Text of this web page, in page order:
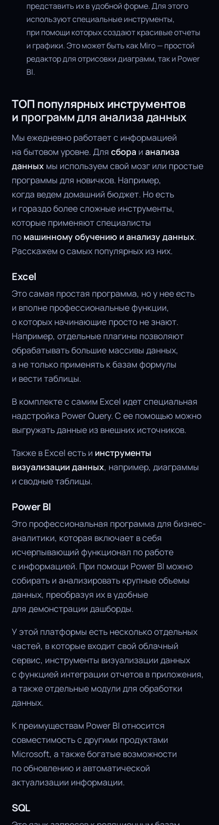
представить их в удобной форме. Для этого
используют специальные инструменты,
при помощи которых создают красивые отчеты
и графики. Это может быть как Miro — простой
редактор для отрисовки диаграмм, так и Power
BI.
ТОП популярных инструментов
и программ для анализа данных
Мы ежедневно работает с информацией
на бытовом уровне. Для сбора и анализа
данных мы используем свой мозг или простые
программы для новичков. Например,
когда ведем домашний бюджет. Но есть
и гораздо более сложные инструменты,
которые применяют специалисты
по машинному обучению и анализу данных.
Расскажем о самых популярных из них.
Excel
Это самая простая программа, но у нее есть
и вполне профессиональные функции,
о которых начинающие просто не знают.
Например, отдельные плагины позволяют
обрабатывать большие массивы данных,
а не только применять к базам формулы
и вести таблицы.
В комплекте с самим Excel идет специальная
надстройка Power Query. С ее помощью можно
выгружать данные из внешних источников.
Также в Excel есть и инструменты
визуализации данных, например, диаграммы
и сводные таблицы.
Power BI
Это профессиональная программа для бизнес-
аналитики, которая включает в себя
исчерпывающий функционал по работе
с информацией. При помощи Power BI можно
собирать и анализировать крупные объемы
данных, преобразуя их в удобные
для демонстрации дашборды.
У этой платформы есть несколько отдельных
частей, в которые входит свой облачный
сервис, инструменты визуализации данных
с функцией интеграции отчетов в приложения,
а также отдельные модули для обработки
данных.
К преимуществам Power BI относится
совместимость с другими продуктами
Microsoft, а также богатые возможности
по обновлению и автоматической
актуализации информации.
SQL